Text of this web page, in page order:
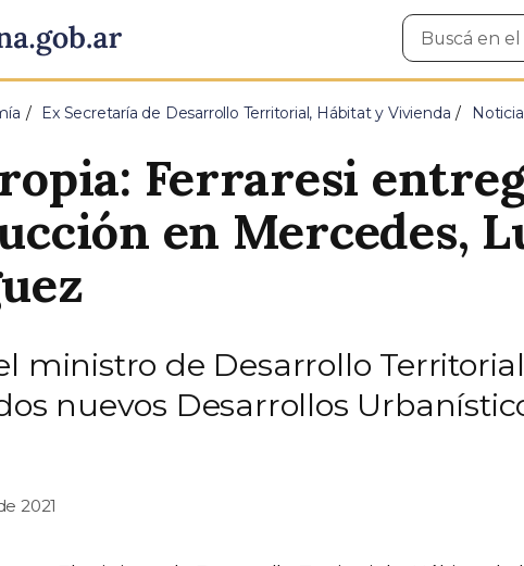
Buscar
en
Ex Secretaría de Desarrollo Territorial, Hábitat y Vivienda
Ferraresi
en Mercedes,
ministro de Desarrollo
nuevos Desarrollos
2021